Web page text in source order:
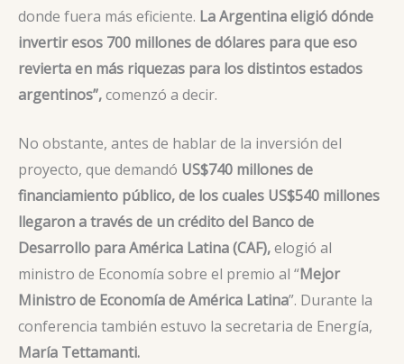
donde fuera más eficiente. La Argentina eligió dónde
invertir esos 700 millones de dólares para que eso
revierta en más riquezas para los distintos estados
argentinos”,comenzó a decir.
No obstante, antes de hablar de la inversión del
proyecto, que demandó US$740 millonesde
financiamiento público, de los cuales US$540 millones
llegaron a través de un crédito del Banco de
Desarrollo para América Latina (CAF),elogió al
ministro de Economía sobre el premio al “Mejor
Ministro de Economía de América Latina”. Durante la
conferencia también estuvo la secretaria de Energía,
María Tettamanti.